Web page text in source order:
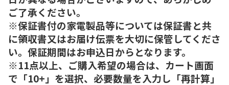
ご了承ください。
※保証書付の家電製品等については保証書と共
に領収書又はお届け伝票を大切に保管してくださ
い。保証期間はお申込日からとなります。
※11点以上、ご購入希望の場合は、カート画面
で「10+」を選択、必要数量を入力し「再計算」